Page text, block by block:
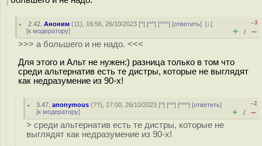
2.42 ,Аноним (11), 16:56, 26/10/2023 [^] [^^] [^^^] [ответить][↓]
[к модератору]
–3
+ / –
>>> а большего и не надо. <<<
Для этого и Альт не нужен:) разница только в том что
среди альтернатив есть те дистры, которые не выглядят
как недразумение из 90-x!
3.47 ,anonymous (??), 17:00, 26/10/2023 [^] [^^] [^^^] [ответить]
[к модератору]
–2
+ / –
> среди альтернатив есть те дистры, которые не
выглядят как недразумение из 90-x!